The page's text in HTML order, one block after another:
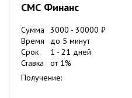
СМС Финанс
Сумма 3000 - 30000 ₽
Время
до 5 минут
Срок
1 - 21 дней
Ставка
от 1%
Получение: